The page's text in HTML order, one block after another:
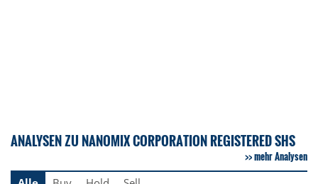
ANALYSEN ZU NANOMIX CORPORATION REGISTERED SHS
mehr Analysen